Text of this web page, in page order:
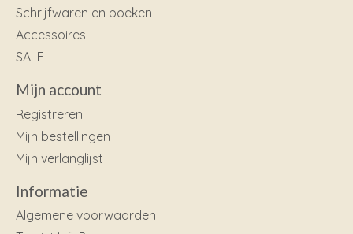
Schrijfwaren en boeken
Accessoires
SALE
Mijn account
Registreren
Mijn bestellingen
Mijn verlanglijst
Informatie
Algemene voorwaarden